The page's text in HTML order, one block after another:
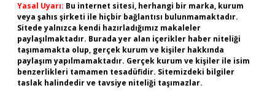
Yasal Uyarı: Bu internet sitesi, herhangi bir marka, kurum
veya şahıs şirketi ile hiçbir bağlantısı bulunmamaktadır.
Sitede yalnızca kendi hazırladığımız makaleler
paylaşılmaktadır. Burada yer alan içerikler haber niteliği
taşımamakta olup, gerçek kurum ve kişiler hakkında
paylaşım yapılmamaktadır. Gerçek kurum ve kişiler ile isim
benzerlikleri tamamen tesadüfidir. Sitemizdeki bilgiler
taslak halindedir ve tavsiye niteliği taşımazlar.